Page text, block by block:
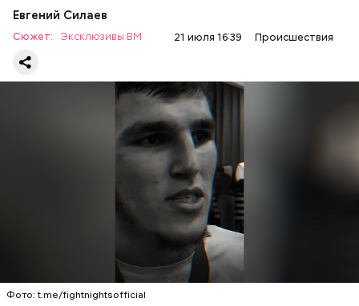
Евгений Силаев
Сюжет: Эксклюзивы ВМ 21 июля 16:39 Происшествия
Фото: t.me/fightnightsofficial
Вечером 31 января Мутаев возвращался домой с
тренировки. Во дворе жилого дома на улице
Гапцахской в Махачкале на бойца напал
неизвестный. Он выскочил из подъезда, выстрелил
двум статьям: «Убийство» и «Незаконный оборот
оружия». Расследование уголовного дела
контроль
России Александр Бастрыкин.